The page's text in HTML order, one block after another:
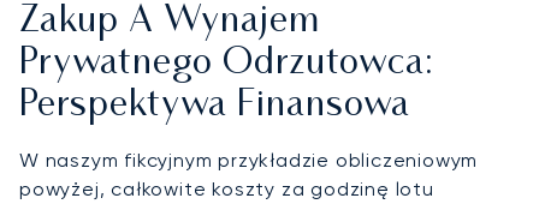
Zakup A Wynajem
Prywatnego Odrzutowca:
Perspektywa Finansowa
W naszym fikcyjnym przykładzie obliczeniowym
powyżej, całkowite koszty za godzinę lotu